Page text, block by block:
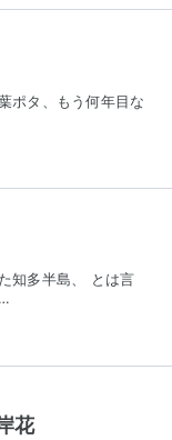
ポタ、もう何年目な
知多半島、 とは言
花